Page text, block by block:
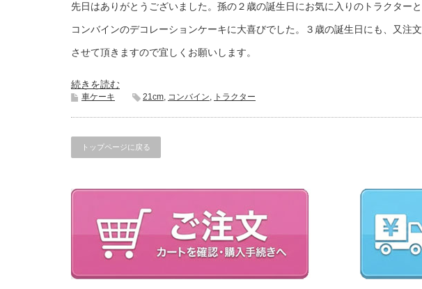
先日はありがとうございました。孫の２歳の誕生日にお気に入りのトラクターと
コンバインのデコレーションケーキに大喜びでした。３歳の誕生日にも、又注文
させて頂きますので宜しくお願いします。
続きを読む
車ケーキ 21cm, コンバイン, トラクター
トップページに戻る